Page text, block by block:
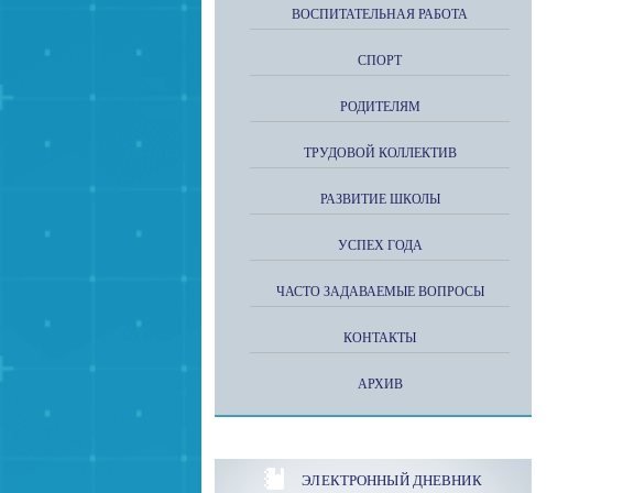
ВОСПИТАТЕЛЬНАЯ РАБОТА
СПОРТ
РОДИТЕЛЯМ
ТРУДОВОЙ КОЛЛЕКТИВ
РАЗВИТИЕ ШКОЛЫ
УСПЕХ ГОДА
ЧАСТО ЗАДАВАЕМЫЕ ВОПРОСЫ
КОНТАКТЫ
АРХИВ
ЭЛЕКТРОННЫЙ ДНЕВНИК